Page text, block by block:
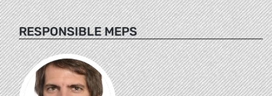
RESPONSIBLE MEPS